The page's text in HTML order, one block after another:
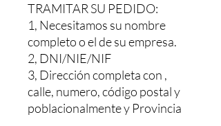
TRAMITAR SU PEDIDO:
1, Necesitamos su nombre
completo o el de su empresa.
2, DNI/NIE/NIF
3, Dirección completa con ,
calle, numero, código postal y
poblacionalmente y Provincia